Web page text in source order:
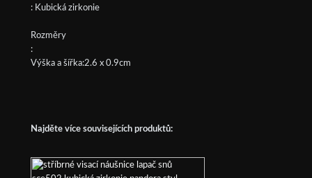
: Kubická zirkonie
Rozměry
:
Výška a šířka:2.6 x 0.9cm
Najděte více souvisejících produktů: